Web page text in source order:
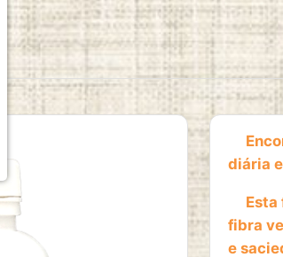
diária
Esta
fibra
e